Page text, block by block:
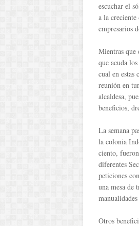
escuchar el
a la
empresarios
Mientras que
que acuda
cual en estas
reunión en
alcaldesa,
beneficios,
La semana
la colonia
ciento,
diferentes
peticiones
una mesa de
Otros